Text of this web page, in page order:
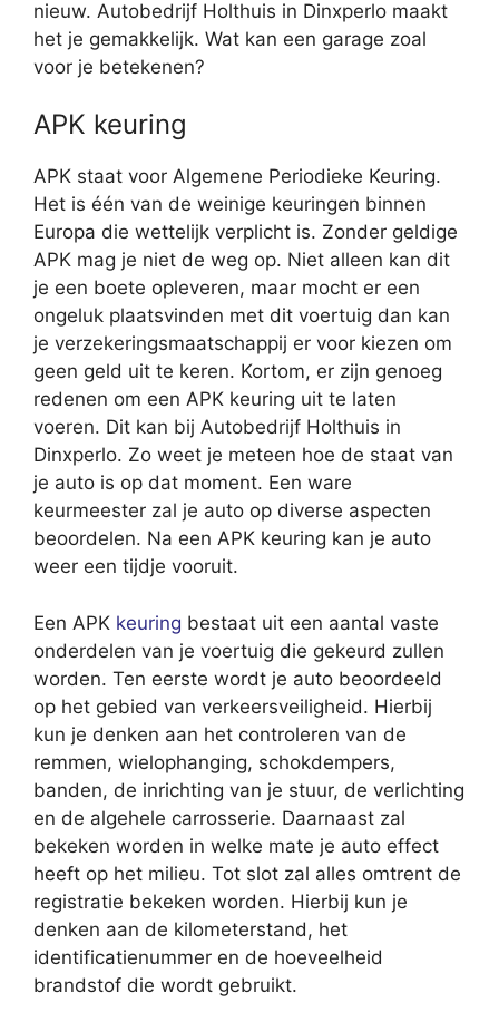
nieuw. Autobedrijf Holthuis in Dinxperlo maakt
het je gemakkelijk. Wat kan een garage zoal
voor je betekenen?
APK keuring
APK staat voor Algemene Periodieke Keuring.
Het is één van de weinige keuringen binnen
Europa die wettelijk verplicht is. Zonder geldige
APK mag je niet de weg op. Niet alleen kan dit
je een boete opleveren, maar mocht er een
ongeluk plaatsvinden met dit voertuig dan kan
je verzekeringsmaatschappij er voor kiezen om
geen geld uit te keren. Kortom, er zijn genoeg
redenen om een APK keuring uit te laten
voeren. Dit kan bij Autobedrijf Holthuis in
Dinxperlo. Zo weet je meteen hoe de staat van
je auto is op dat moment. Een ware
keurmeester zal je auto op diverse aspecten
beoordelen. Na een APK keuring kan je auto
weer een tijdje vooruit.
Een APK keuring bestaat uit een aantal vaste
onderdelen van je voertuig die gekeurd zullen
worden. Ten eerste wordt je auto beoordeeld
op het gebied van verkeersveiligheid. Hierbij
kun je denken aan het controleren van de
remmen, wielophanging, schokdempers,
banden, de inrichting van je stuur, de verlichting
en de algehele carrosserie. Daarnaast zal
bekeken worden in welke mate je auto effect
heeft op het milieu. Tot slot zal alles omtrent de
registratie bekeken worden. Hierbij kun je
denken aan de kilometerstand, het
identificatienummer en de hoeveelheid
brandstof die wordt gebruikt.